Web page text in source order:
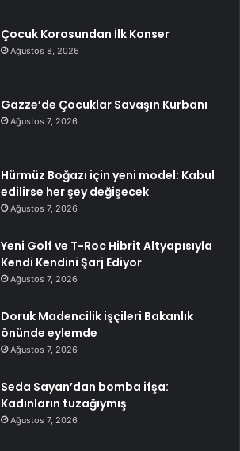
Çocuk Korosundan İlk Konser
Ağustos 8, 2026
Gazze’de Çocuklar Savaşın Kurbanı
Ağustos 7, 2026
Hürmüz Boğazı için yeni model: Kabul
edilirse her şey değişecek
Ağustos 7, 2026
Yeni Golf ve T-Roc Hibrit Altyapısıyla
Kendi Kendini Şarj Ediyor
Ağustos 7, 2026
Doruk Madencilik işçileri Bakanlık
önünde eylemde
Ağustos 7, 2026
Seda Sayan’dan bomba ifşa:
Kadınların tuzağıymış
Ağustos 7, 2026